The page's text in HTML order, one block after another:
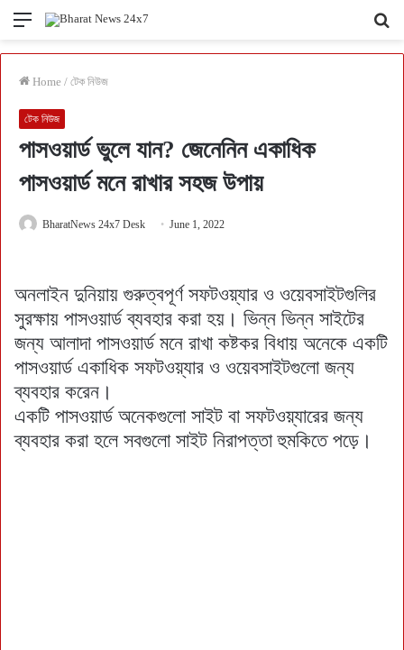
Menu
Home / টেক নিউজ
টেক নিউজ
পাসওয়ার্ড ভুলে যান? জেনেনিন একাধিক
পাসওয়ার্ড মনে রাখার সহজ উপায়
BharatNews 24x7 Desk June 1, 2022
অনলাইন দুনিয়ায় গুরুত্বপূর্ণ সফটওয়্যার ও ওয়েবসাইটগুলির
সুরক্ষায় পাসওয়ার্ড ব্যবহার করা হয়। ভিন্ন ভিন্ন সাইটের
জন্য আলাদা পাসওয়ার্ড মনে রাখা কষ্টকর বিধায় অনেকে একটি
পাসওয়ার্ড একাধিক সফটওয়্যার ও ওয়েবসাইটগুলো জন্য
ব্যবহার করেন।
একটি পাসওয়ার্ড অনেকগুলো সাইট বা সফটওয়্যারের জন্য
ব্যবহার করা হলে সবগুলো সাইট নিরাপত্তা হুমকিতে পড়ে।